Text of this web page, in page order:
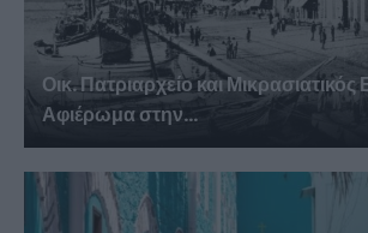
Οικ. Πατριαρχείο και
Αφιέρωμα στην...